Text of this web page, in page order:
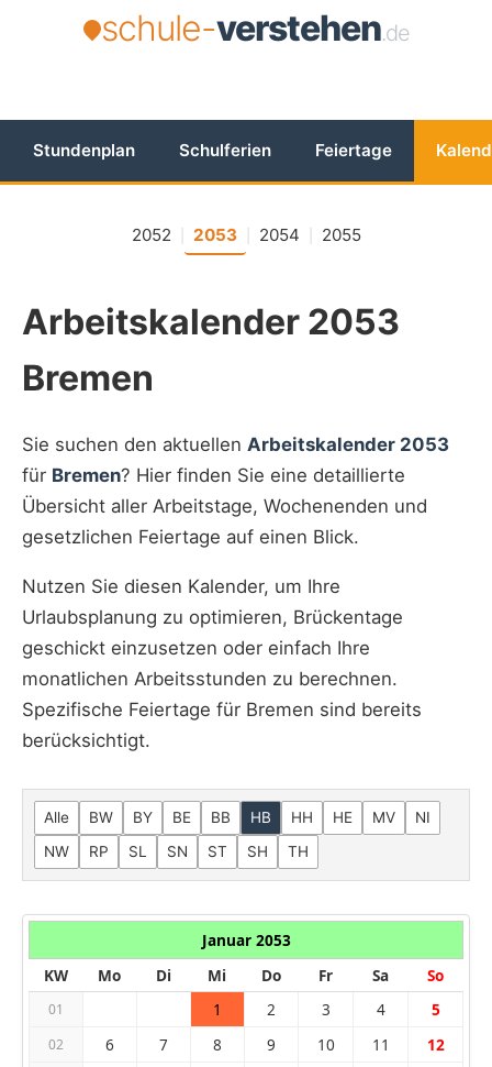
schule-verstehen.de
Stundenplan Schulferien Feiertage
2052 2053 2054 2055
Arbeitskalender 2053
Bremen
Sie suchen den aktuellen Arbeitskalender 2053
für Bremen? Hier finden Sie eine detaillierte
Übersicht aller Arbeitstage, Wochenenden und
gesetzlichen Feiertage auf einen Blick.
Nutzen Sie diesen Kalender, um Ihre
Urlaubsplanung zu optimieren, Brückentage
geschickt einzusetzen oder einfach Ihre
monatlichen Arbeitsstunden zu berechnen.
Spezifische Feiertage für Bremen sind bereits
berücksichtigt.
Alle BW BY BE BB HB HH HE MV
NI
NW
RP SL SN ST SH TH
Januar 2053
KW
Mo Di Mi Do Fr Sa So
01 1 2 3 4 5
02 6 7 8 9 10 11 12